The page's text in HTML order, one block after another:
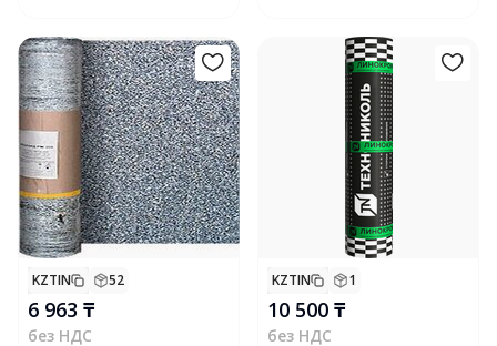
10х1 м
KZTIN 52
6 963 ₸
без НДС
KZTIN 1
10 500 ₸
без НДС